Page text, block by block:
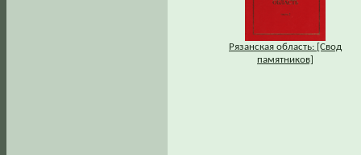
Рязанская область: [Свод
памятников]